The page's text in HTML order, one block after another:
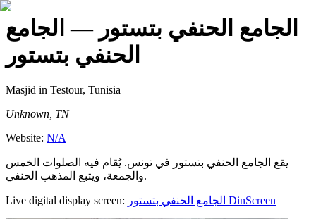
الجامع الحنفي بتستور — الجامع
الحنفي بتستور
Masjid in Testour, Tunisia
Unknown, TN
Website: N/A
يقع الجامع الحنفي بتستور في تونس. يُقام فيه الصلوات الخمس
والجمعة، ويتبع المذهب الحنفي.
Live digital display screen: الجامع الحنفي بتستور DinScreen